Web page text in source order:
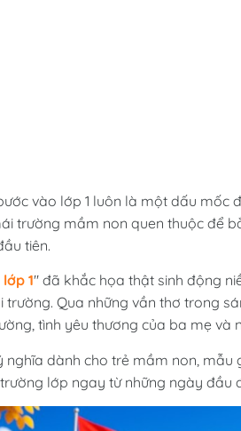
vào lớp 1 luôn là một dấu
trường mầm non quen thuộc để
tiên.
1" đã khắc họa thật sinh động
Qua những vần thơ trong
tình yêu thương của ba mẹ và
dành cho trẻ mầm non, mẫu
lớp ngay từ những ngày đầu